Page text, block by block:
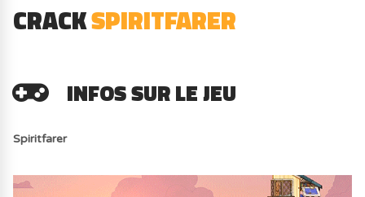
CRACKSPIRITFARER
INFOS SUR LE JEU
Spiritfarer